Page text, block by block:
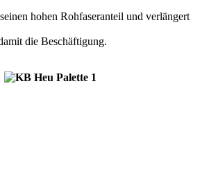
hohen Rohfaseranteil und verlängert
die Beschäftigung.